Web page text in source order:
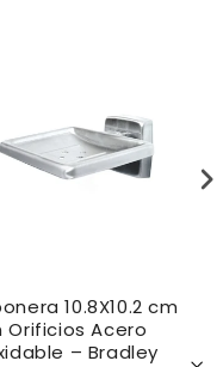
10.8X10.2 cm
Orificios Acero
– Bradley